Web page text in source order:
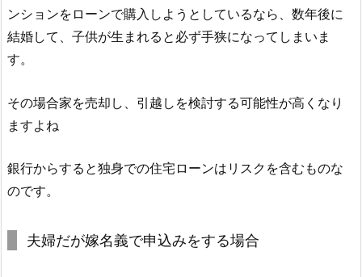
ンションをローンで購入しようとしているなら、数年後に
結婚して、子供が生まれると必ず手狭になってしまいま
す。
その場合家を売却し、引越しを検討する可能性が高くなり
ますよね
銀行からすると独身での住宅ローンはリスクを含むものな
のです。
夫婦だが嫁名義で申込みをする場合